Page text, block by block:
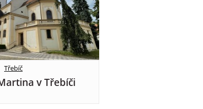
Třebíč
v Třebíči